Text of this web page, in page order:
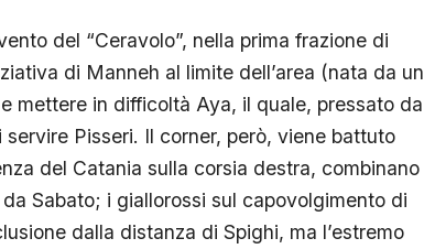
del “Ceravolo”, nella prima frazione di
di Manneh al limite dell’area (nata da un
mettere in difficoltà Aya, il quale, pressato da
Pisseri. Il corner, però, viene battuto
del Catania sulla corsia destra, combinano
Sabato; i giallorossi sul capovolgimento di
dalla distanza di Spighi, ma l’estremo